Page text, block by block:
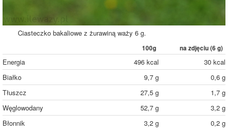
Ciasteczko bakaliowe z żurawiną waży 6 g.
100g na zdjęciu (6 g)
Energia 496 kcal
30 kcal
Białko
9,7 g
0,6 g
Tłuszcz
27,5 g
1,7 g
Węglowodany
52,7 g
3,2 g
Błonnik
3,2 g 0,2 g